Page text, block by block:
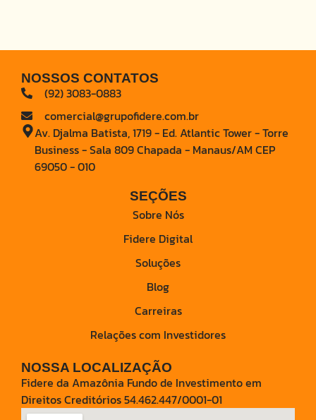
NOSSOS CONTATOS
(92) 3083-0883
comercial@grupofidere.com.br
Av. Djalma Batista, 1719 - Ed. Atlantic Tower - Torre
Business - Sala 809 Chapada - Manaus/AM CEP
69050 - 010
SEÇÕES
Sobre Nós
Fidere Digital
Soluções
Blog
Carreiras
Relações com Investidores
NOSSA LOCALIZAÇÃO
Fidere da Amazônia Fundo de Investimento em
Direitos Creditórios 54.462.447/0001-01